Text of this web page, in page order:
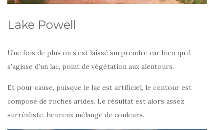
Lake Powell
Une fois de plus on s’est laissé surprendre car bien qu’il
s’agisse d’un lac, point de végétation aux alentours.
Et pour cause, puisque le lac est artificiel, le contour est
composé de roches arides. Le résultat est alors assez
surréaliste, heureux mélange de couleurs.